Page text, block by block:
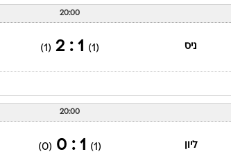
20:00
ניס (1)
1 : 2
(1)
20:00
ליון (1)
1 : 0
(0)